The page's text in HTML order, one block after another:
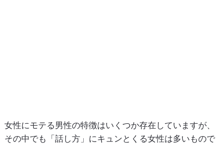
女性にモテる男性の特徴はいくつか存在していますが、
その中でも「話し方」にキュンとくる女性は多いもので